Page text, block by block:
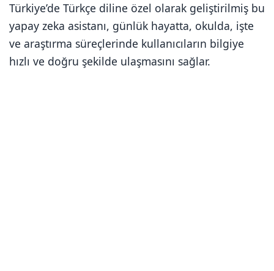
Türkiye’de Türkçe diline özel olarak geliştirilmiş bu
yapay zeka asistanı, günlük hayatta, okulda, işte
ve araştırma süreçlerinde kullanıcıların bilgiye
hızlı ve doğru şekilde ulaşmasını sağlar.